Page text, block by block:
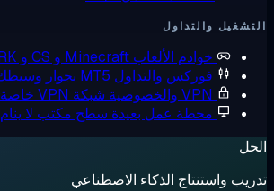
والتداول
خوادم الألعابMinecraft و CS و ARK والمزيد
فوركس والتداول MT5 بجوار وسيطك
VPN والخصوصية
شبكة VPN خاصة بك
محطة عمل بعيدةسطح مكتب لا ينام أبداً
واستنتاج الذكاء الاصطناعي